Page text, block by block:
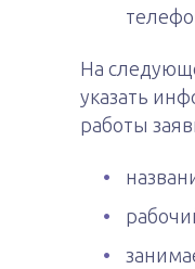
На
указать
работы